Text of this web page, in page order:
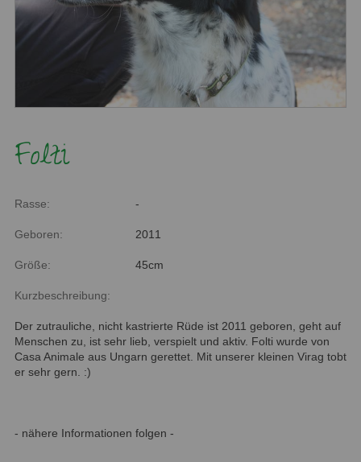
Folti
Rasse: -
Geboren: 2011
Größe: 45cm
Kurzbeschreibung:
Der zutrauliche, nicht kastrierte Rüde ist 2011 geboren, geht auf
Menschen zu, ist sehr lieb, verspielt und aktiv. Folti wurde von
Casa Animale aus Ungarn gerettet. Mit unserer kleinen Virag tobt
er sehr gern. :)
- nähere Informationen folgen -